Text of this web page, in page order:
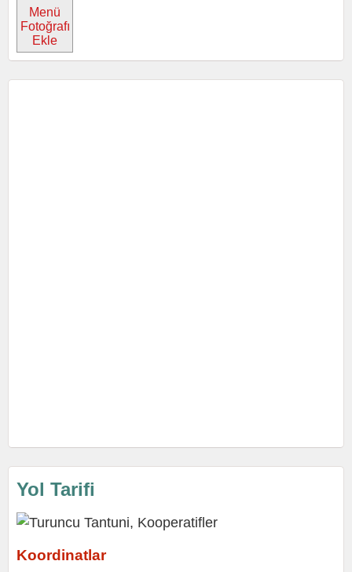
Menü
Fotoğrafı
Ekle
Yol Tarifi
Koordinatlar